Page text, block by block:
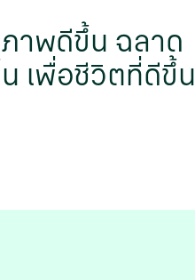
าพดีขึ้น ฉลาด
เพื่อชีวิตที่ดีขึ้น